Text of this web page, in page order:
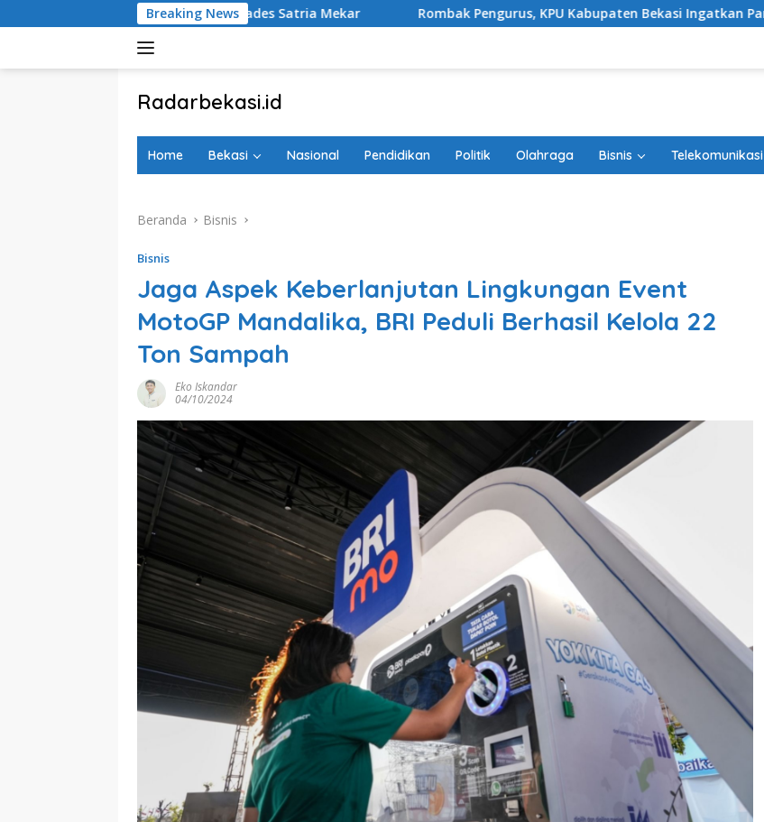
ke
Breaking News
Resmi Daftar Cakades Satria Mekar Rombak Pengurus, KPU Kabupaten Bekasi Ingatkan Parpol Lapor Sipol
Radarbekasi.id
Bekasi
Home Bekasi Nasional Pendidikan Politik Olahraga Bisnis Telekomunikasi
Beranda Bisnis
Bisnis
Jaga Aspek Keberlanjutan Lingkungan Event
MotoGP Mandalika, BRI Peduli Berhasil Kelola 22
Ton Sampah
Eko Iskandar
04/10/2024